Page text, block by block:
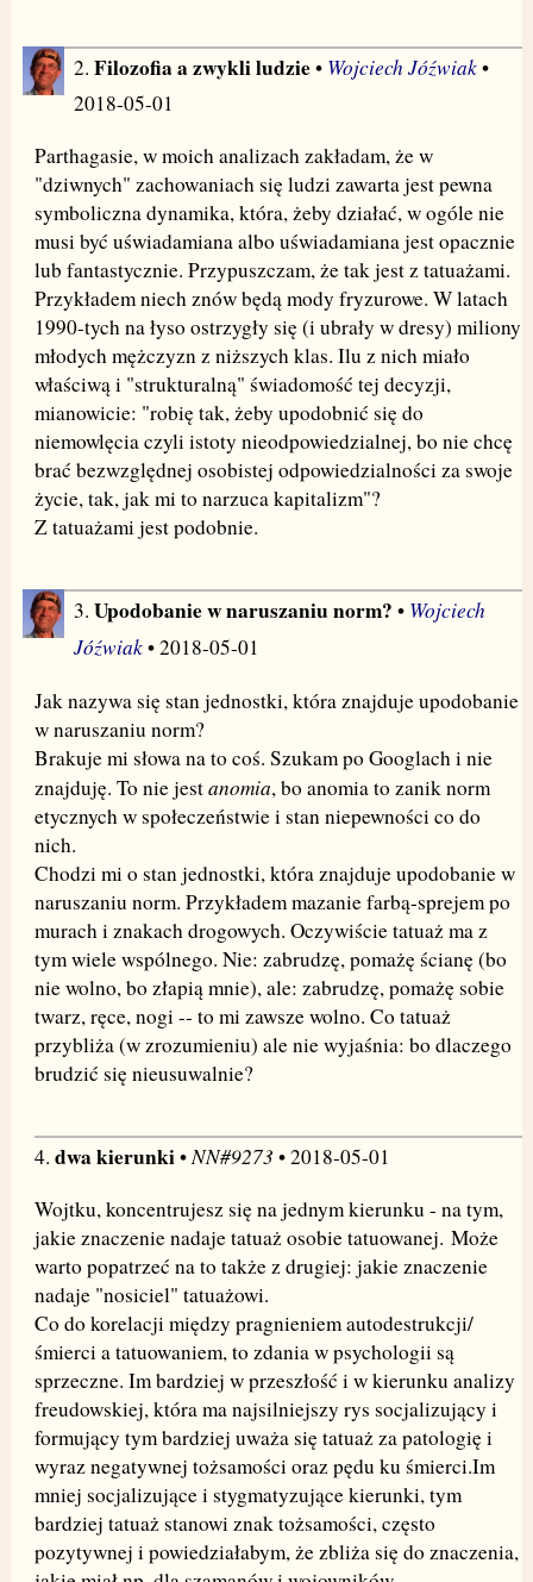
2. Filozofia a zwykli ludzie• Wojciech Jóźwiak•
2018-05-01
Parthagasie, w moich analizach zakładam, że w
"dziwnych" zachowaniach się ludzi zawarta jest pewna
symboliczna dynamika, która, żeby działać, w ogóle nie
musi być uświadamiana albo uświadamiana jest opacznie
lub fantastycznie. Przypuszczam, że tak jest z tatuażami.
Przykładem niech znów będą mody fryzurowe. W latach
1990-tych na łyso ostrzygły się (i ubrały w dresy) miliony
młodych mężczyzn z niższych klas. Ilu z nich miało
właściwą i "strukturalną" świadomość tej decyzji,
mianowicie: "robię tak, żeby upodobnić się do
niemowlęcia czyli istoty nieodpowiedzialnej, bo nie chcę
brać bezwzględnej osobistej odpowiedzialności za swoje
życie, tak, jak mi to narzuca kapitalizm"?
Z tatuażami jest podobnie.
3. Upodobanie w naruszaniu norm? • Wojciech
Jóźwiak• 2018-05-01
Jak nazywa się stan jednostki, która znajduje upodobanie
w naruszaniu norm?
Brakuje mi słowa na to coś. Szukam po Googlach i nie
znajduję. To nie jestanomia, bo anomia to zanik norm
etycznych w społeczeństwie i stan niepewności co do
nich.
Chodzi mi o stan jednostki, która znajduje upodobanie w
naruszaniu norm. Przykładem mazanie farbą-sprejem po
murach i znakach drogowych. Oczywiście tatuaż ma z
tym wiele wspólnego. Nie: zabrudzę, pomażę ścianę (bo
nie wolno, bo złapią mnie), ale: zabrudzę, pomażę sobie
twarz, ręce, nogi -- to mi zawsze wolno. Co tatuaż
przybliża (w zrozumieniu) ale nie wyjaśnia: bo dlaczego
brudzić się nieusuwalnie?
4. dwa kierunki•NN#9273 • 2018-05-01
Wojtku, koncentrujesz się na jednym kierunku - na tym,
jakie znaczenie nadaje tatuaż osobie tatuowanej. Może
warto popatrzeć na to także z drugiej: jakie znaczenie
nadaje "nosiciel" tatuażowi.
Co do korelacji między pragnieniem autodestrukcji/
śmierci a tatuowaniem, to zdania w psychologii są
sprzeczne. Im bardziej w przeszłość i w kierunku analizy
freudowskiej, która ma najsilniejszy rys socjalizujący i
formujący tym bardziej uważa się tatuaż za patologię i
wyraz negatywnej tożsamości oraz pędu ku śmierci.Im
mniej socjalizujące i stygmatyzujące kierunki, tym
bardziej tatuaż stanowi znak tożsamości, często
pozytywnej i powiedziałabym, że zbliża się do znaczenia,